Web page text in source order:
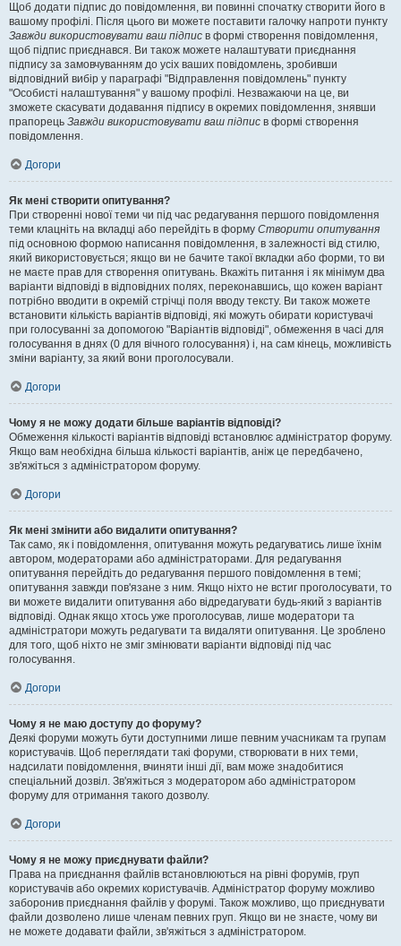
Щоб додати підпис до повідомлення, ви повинні спочатку створити його в
вашому профілі. Після цього ви можете поставити галочку напроти пункту
Завжди використовувати ваш підпис в формі створення повідомлення,
щоб підпис приєднався. Ви також можете налаштувати приєднання
підпису за замовчуванням до усіх ваших повідомлень, зробивши
відповідний вибір у параграфі "Відправлення повідомлень" пункту
"Особисті налаштування" у вашому профілі. Незважаючи на це, ви
зможете скасувати додавання підпису в окремих повідомлення, знявши
прапорець Завжди використовувати ваш підпис в формі створення
повідомлення.
Догори
Як мені створити опитування?
При створенні нової теми чи під час редагування першого повідомлення
теми клацніть на вкладці або перейдіть в форму Створити опитування
під основною формою написання повідомлення, в залежності від стилю,
який використовується; якщо ви не бачите такої вкладки або форми, то ви
не маєте прав для створення опитувань. Вкажіть питання і як мінімум два
варіанти відповіді в відповідних полях, переконавшись, що кожен варіант
потрібно вводити в окремій стрічці поля вводу тексту. Ви також можете
встановити кількість варіантів відповіді, які можуть обирати користувачі
при голосуванні за допомогою "Варіантів відповіді", обмеження в часі для
голосування в днях (0 для вічного голосування) і, на сам кінець, можливість
зміни варіанту, за який вони проголосували.
Догори
Чому я не можу додати більше варіантів відповіді?
Обмеження кількості варіантів відповіді встановлює адміністратор форуму.
Якщо вам необхідна більша кількості варіантів, аніж це передбачено,
зв'яжіться з адміністратором форуму.
Догори
Як мені змінити або видалити опитування?
Так само, як і повідомлення, опитування можуть редагуватись лише їхнім
автором, модераторами або адміністраторами. Для редагування
опитування перейдіть до редагування першого повідомлення в темі;
опитування завжди пов'язане з ним. Якщо ніхто не встиг проголосувати, то
ви можете видалити опитування або відредагувати будь-який з варіантів
відповіді. Однак якщо хтось уже проголосував, лише модератори та
адміністратори можуть редагувати та видаляти опитування. Це зроблено
для того, щоб ніхто не зміг змінювати варіанти відповіді під час
голосування.
Догори
Чому я не маю доступу до форуму?
Деякі форуми можуть бути доступними лише певним учасникам та групам
користувачів. Щоб переглядати такі форуми, створювати в них теми,
надсилати повідомлення, вчиняти інші дії, вам може знадобитися
спеціальний дозвіл. Зв'яжіться з модератором або адміністратором
форуму для отримання такого дозволу.
Догори
Чому я не можу приєднувати файли?
Права на приєднання файлів встановлюються на рівні форумів, груп
користувачів або окремих користувачів. Адміністратор форуму можливо
заборонив приєднання файлів у форумі. Також можливо, що приєднувати
файли дозволено лише членам певних груп. Якщо ви не знаєте, чому ви
не можете додавати файли, зв'яжіться з адміністратором.